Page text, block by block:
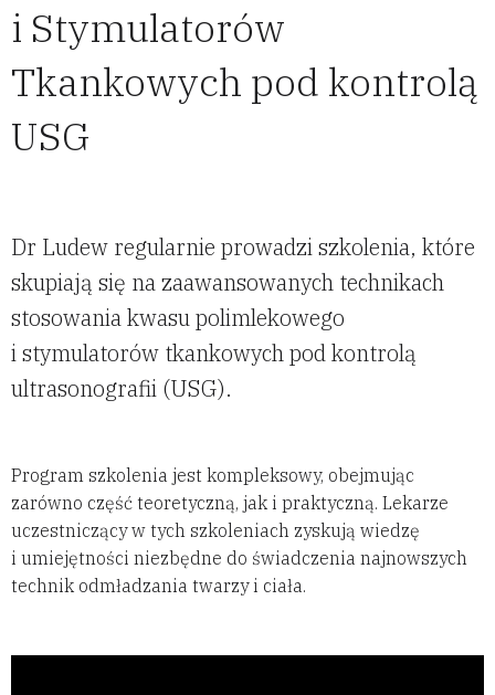
i Stymulatorów
Tkankowych pod kontrolą
USG
Dr Ludew regularnie prowadzi szkolenia, które
skupiają się na zaawansowanych technikach
stosowania kwasu polimlekowego
i stymulatorów tkankowych pod kontrolą
ultrasonografii (USG).
Program szkolenia jest kompleksowy, obejmując
zarówno część teoretyczną, jak i praktyczną. Lekarze
uczestniczący w tych szkoleniach zyskują wiedzę
i umiejętności niezbędne do świadczenia najnowszych
technik odmładzania twarzy i ciała.